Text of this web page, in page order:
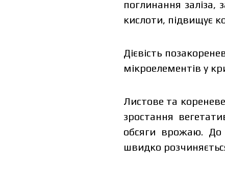
поглинання заліза,
кислоти, підвищує
Дієвість
мікроелементів у
Листове та
зростання
обсяги врожаю. До
швидко
I have read and accept the